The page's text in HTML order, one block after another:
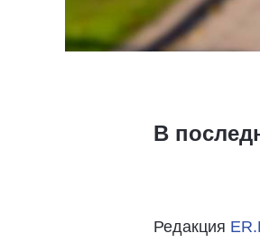
В
Редакция